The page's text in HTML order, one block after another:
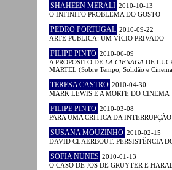
SHAHEEN MERALI 2010-10-13
O INFINITO PROBLEMA DO GOSTO
PEDRO PORTUGAL 2010-09-22
ARTE PÚBLICA: UM VÍCIO PRIVADO
FILIPE PINTO 2010-06-09
A PROPÓSITO DE LA CIENAGA DE
MARTEL (Sobre Tempo, Solidão e
TERESA CASTRO 2010-04-30
MARK LEWIS E A MORTE DO CINEMA
FILIPE PINTO 2010-03-08
PARA UMA CRÍTICA DA INTERRUPÇÃO
SUSANA MOUZINHO 2010-02-15
DAVID CLAERBOUT. PERSISTÊNCIA
SOFIA NUNES 2010-01-13
O CASO DE JOS DE GRUYTER E